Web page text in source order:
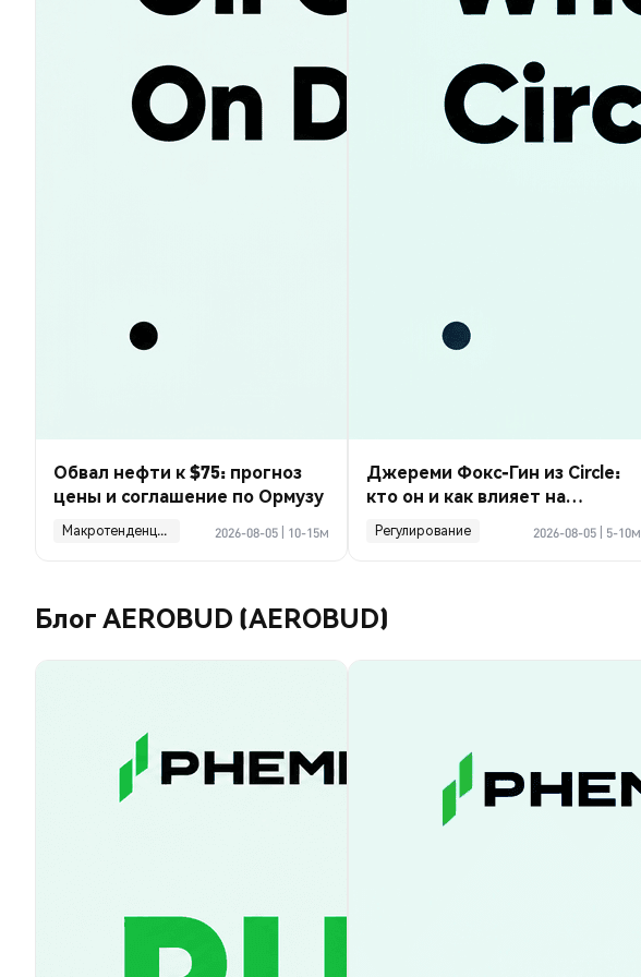
Обвал нефти к $75: прогноз
цены и соглашение по Ормузу
Макротенденции 2026-08-05 10-15м
Джереми Фокс-Гин из Circle:
кто он и как влияет на
финансы компании?
Регулирование 2026-08-05 5-10м
Блог AEROBUD (AEROBUD)